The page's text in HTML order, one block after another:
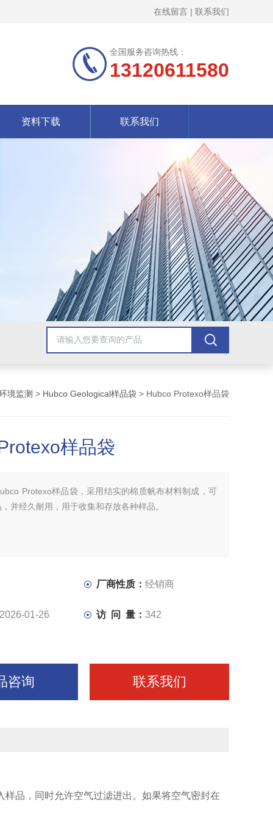
在线留言 | 联系我们
全国服务咨询热线：
13120611580
资料下载 联系我们
境监测 > Hubco Geological样品袋 > Hubco Protexo样品袋
样品袋
Protexo样品袋，采用结实的棉质帆布材料制成，可
并经久耐用，用于收集和存放各种样品。
厂商性质： 经销商
2026-01-26 访 问 量： 342
咨询 联系我们
品，同时允许空气过滤进出。如果将空气密封在